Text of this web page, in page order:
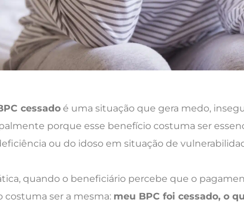
cessado é uma situação que gera medo,
porque esse benefício costuma ser
ou do idoso em situação de
quando o beneficiário percebe que o
costuma ser a mesma: meu BPC foi cessado, o